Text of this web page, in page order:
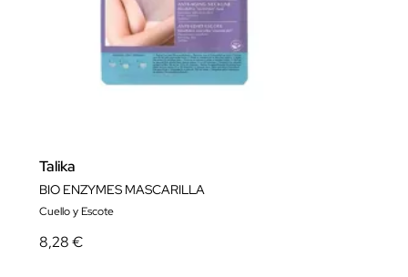
Talika
BIO ENZYMES MASCARILLA
Cuello y Escote
8,28 €